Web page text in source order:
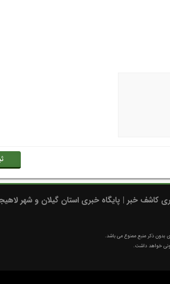
کاشف خبر | پایگاه خبری استان گیلان و شهر
بدون ذکر منبع ممنوع می باشد.